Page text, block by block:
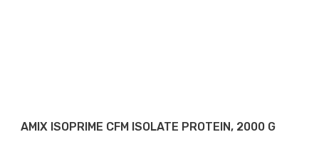
AMIX ISOPRIME CFM ISOLATE PROTEIN, 2000 G